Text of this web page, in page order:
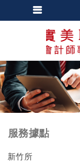
服務據點
新竹所